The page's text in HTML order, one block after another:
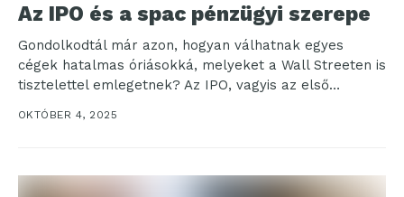
Az IPO és a spac pénzügyi szerepe
Gondolkodtál már azon, hogyan válhatnak egyes
cégek hatalmas óriásokká, melyeket a Wall Streeten is
tisztelettel emlegetnek? Az IPO, vagyis az első
nyilvános részvénykibocsátás,...
OKTÓBER 4, 2025